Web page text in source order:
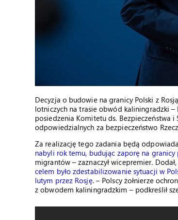
Decyzja o budowie na granicy Polski z
lotniczych na trasie obwód kaliningradzki –
posiedzenia Komitetu ds. Bezpieczeństwa
odpowiedzialnych za bezpieczeństwo
Za realizację tego zadania będą
nabyli rok temu, budując zaporę na granicy
migrantów – zaznaczył wicepremier.
celem było zdestabilizowanie sytuacji w
lutym przez Rosję. – Polscy żołnierze
z obwodem kaliningradzkim – podkreślił